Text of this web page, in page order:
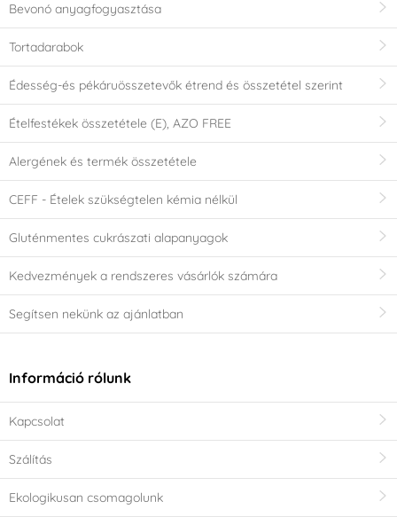
Bevonó anyagfogyasztása
Tortadarabok
Édesség-és pékáruösszetevők étrend és összetétel szerint
Ételfestékek összetétele (E), AZO FREE
Alergének és termék összetétele
CEFF - Ételek szükségtelen kémia nélkül
Gluténmentes cukrászati alapanyagok
Kedvezmények a rendszeres vásárlók számára
Segítsen nekünk az ajánlatban
Információ rólunk
Kapcsolat
Szálítás
Ekologikusan csomagolunk